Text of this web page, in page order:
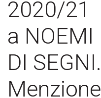
2020/21
a NOEMI
DI SEGNI.
Menzione